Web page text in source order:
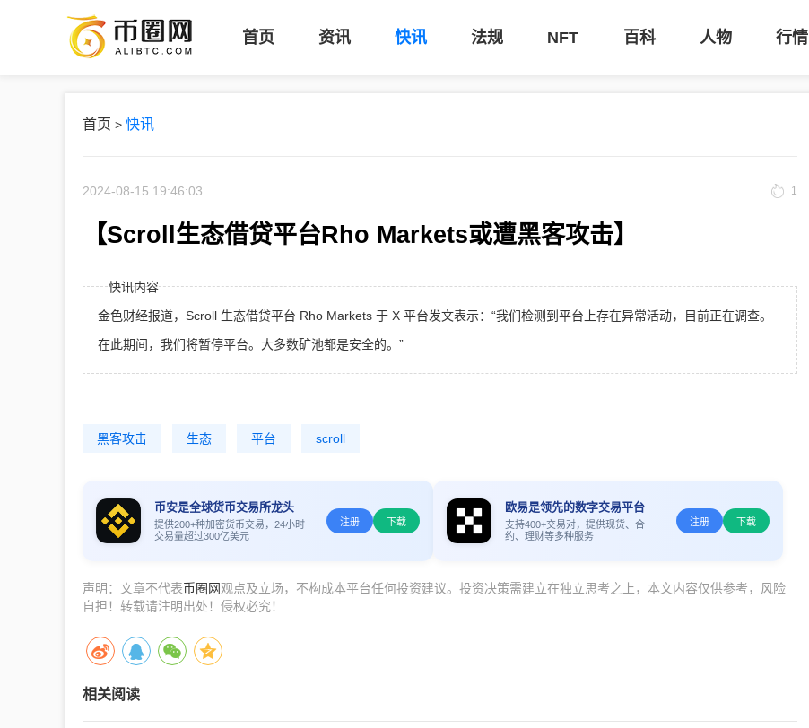
币
首页 资讯 快讯 法规 NFT 百科 人物 行情
首页 > 快讯
2024-08-15 19:46:03 1
【Scroll生态借贷平台Rho Markets或遭黑客攻击】
快讯内容
金色财经报道，Scroll 生态借贷平台 Rho Markets 于 X 平台发文表示：“我们检测到平台上存在异常活动，目前正在调查。
在此期间，我们将暂停平台。大多数矿池都是安全的。”
黑客攻击 生态 平台 scroll
币安是全球货币交易所龙头
提供200+种加密货币交易，24小时
交易量超过300亿美元
注册 下载
欧易是领先的数字交易平台
支持400+交易对，提供现货、合
约、理财等多种服务
注册 下载
声明：文章不代表币圈网观点及立场，不构成本平台任何投资建议。投资决策需建立在独立思考之上，本文内容仅供参考，风险
自担！转载请注明出处！侵权必究！
相关阅读